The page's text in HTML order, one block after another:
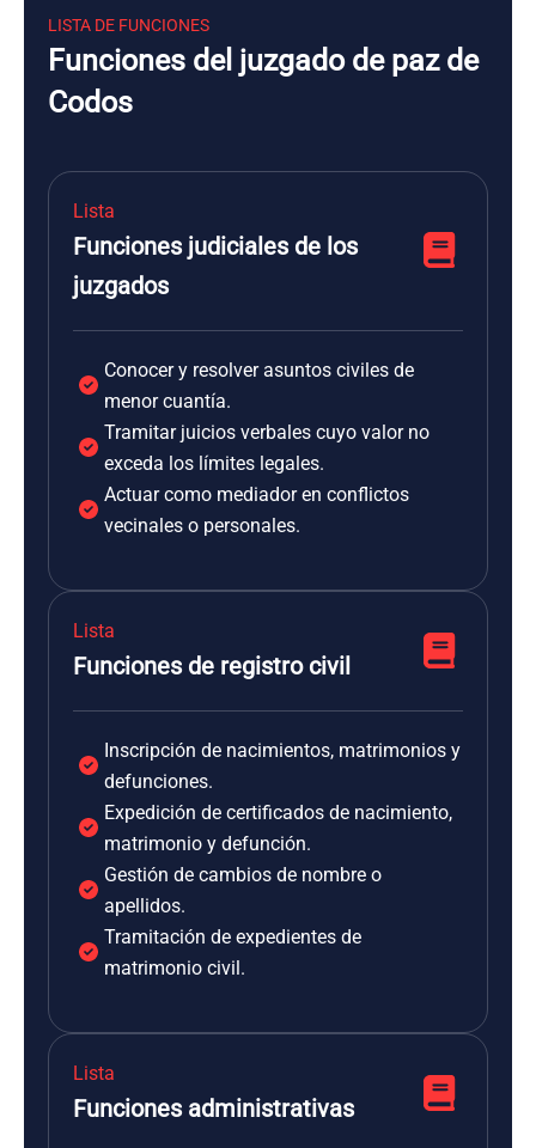
LISTA DE FUNCIONES
Funciones del juzgado de paz de
Codos
Lista
Funciones judiciales de los
juzgados
Conocer y resolver asuntos civiles de
menor cuantía.
Tramitar juicios verbales cuyo valor no
exceda los límites legales.
Actuar como mediador en conflictos
vecinales o personales.
Lista
Funciones de registro civil
Inscripción de nacimientos, matrimonios y
defunciones.
Expedición de certificados de nacimiento,
matrimonio y defunción.
Gestión de cambios de nombre o
apellidos.
Tramitación de expedientes de
matrimonio civil.
Lista
Funciones administrativas